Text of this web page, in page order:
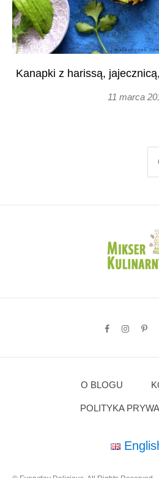
Kanapki z harissą,
11 marca
O BLOGU
POLITYKA